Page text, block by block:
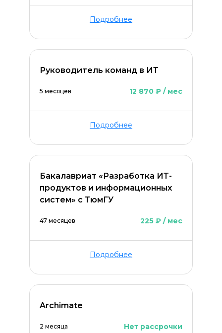
Подробнее
Руководитель команд в ИТ
5 месяцев 12 870 ₽ / мес
Подробнее
Бакалавриат «Разработка ИТ-
продуктов и информационных
систем» с ТюмГУ
47 месяцев 225 ₽ / мес
Подробнее
Archimate
2 месяца Нет рассрочки